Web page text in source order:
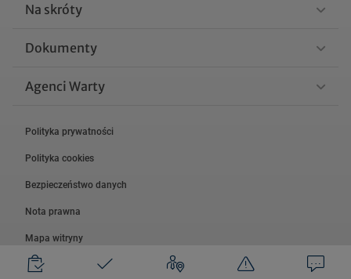
Na skróty
Dokumenty
Agenci Warty
© 2026 Grupa Warta.
Polityka prywatności
Polityka cookies
Bezpieczeństwo danych
Nota prawna
Mapa witryny